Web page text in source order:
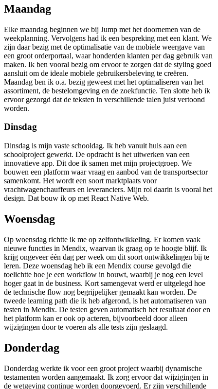
Maandag
Elke maandag beginnen we bij Jump met het doornemen van de
weekplanning. Vervolgens had ik een bespreking met een klant. We
zijn daar bezig met de optimalisatie van de mobiele weergave van
een groot orderportaal, waar honderden klanten per dag gebruik van
maken. Ik ben vooral bezig om ervoor te zorgen dat de styling goed
aansluit om de ideale mobiele gebruikersbeleving te creëren.
Maandag ben ik o.a. bezig geweest met het optimaliseren van het
assortiment, de bestelomgeving en de zoekfunctie. Ten slotte heb ik
ervoor gezorgd dat de teksten in verschillende talen juist vertoond
worden.
Dinsdag
Dinsdag is mijn vaste schooldag. Ik heb vanuit huis aan een
schoolproject gewerkt. De opdracht is het uitwerken van een
innovatieve app. Dit doe ik samen met mijn projectgroep. We
bouwen een platform waar vraag en aanbod van de transportsector
samenkomt. Het wordt een soort marktplaats voor
vrachtwagenchauffeurs en leveranciers. Mijn rol daarin is vooral het
design. Dat bouw ik op met React Native Web.
Woensdag
Op woensdag richtte ik me op zelfontwikkeling. Er komen vaak
nieuwe functies in Mendix, waarvan ik graag op te hoogte blijf. Ik
krijg ongeveer één dag per week om dit soort ontwikkelingen bij te
leren. Deze woensdag heb ik een Mendix course gevolgd die
toelichtte hoe je een workflow in bouwt, waarbij je nog een level
hoger gaat in de business. Kort samengevat werd er uitgelegd hoe
de technische flow nog begrijpelijker gemaakt kan worden. De
tweede learning path die ik heb afgerond, is het automatiseren van
testen in Mendix. De testen geven automatisch het resultaat door en
het platform kan er ook op acteren, bijvoorbeeld door alleen
wijzigingen door te voeren als alle tests zijn geslaagd.
Donderdag
Donderdag werkte ik voor een groot project waarbij dynamische
testamenten worden aangemaakt. Ik zorg ervoor dat wijzigingen in
de wetgeving continue worden doorgevoerd. Er zijn verschillende